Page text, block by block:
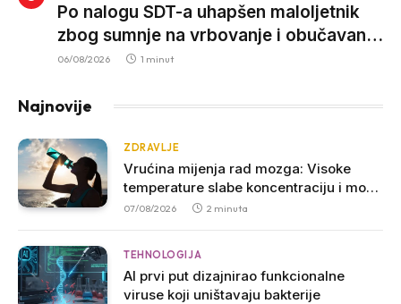
Po nalogu SDT-a uhapšen maloljetnik
zbog sumnje na vrbovanje i obučavanje
za izvršenje terorističkih djela
06/08/2026 1 minut
Najnovije
ZDRAVLJE
Vrućina mijenja rad mozga: Visoke
temperature slabe koncentraciju i mogu
povećati agresivnost
07/08/2026 2 minuta
TEHNOLOGIJA
AI prvi put dizajnirao funkcionalne
viruse koji uništavaju bakterije